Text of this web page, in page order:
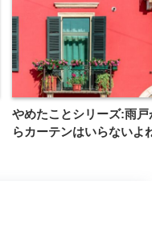
やめたことシリーズ:雨戸
らカーテンはいらないよ